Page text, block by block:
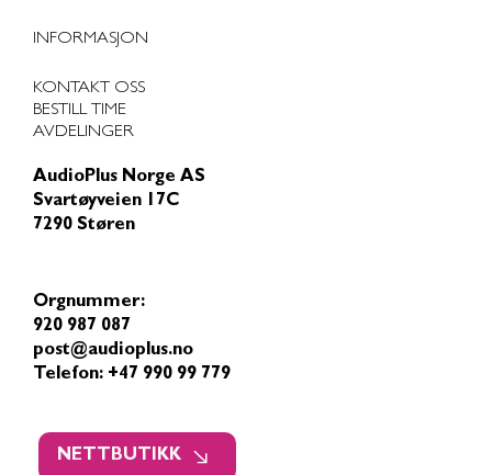
NETTBUTIKK
INFORMASJON
KONTAKT OSS
BESTILL TIME
AVDELINGER
AudioPlus Norge AS
Svartøyveien 17C
7290 Støren
Orgnummer:
920 987 087
post@audioplus.no
Telefon: +47 990 99 779